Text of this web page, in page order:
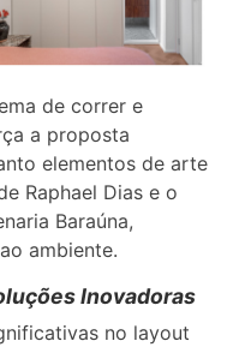
de correr e
a proposta
elementos de arte
Raphael Dias e o
Baraúna,
ambiente.
Inovadoras
no layout